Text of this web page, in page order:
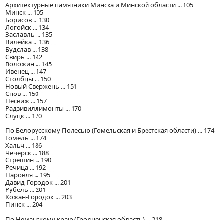
Архитектурные памятники Минска и Минской области ... 105
Минск ... 105
Борисов ... 130
Логойск ... 134
Заславль ... 135
Вилейка ... 136
Будслав ... 138
Свирь ... 142
Воложин ... 145
Ивенец ... 147
Столбцы ... 150
Новый Свержень ... 151
Снов ... 150
Несвиж ... 157
Радзивиллимонты ... 170
Слуцк ... 170
По Белорусскому Полесью (Гомельская и Брестская области) ... 174
Гомель ... 174
Хальч ... 186
Чечерск ... 188
Стрешин ... 190
Речица ... 192
Наровля ... 195
Давид-Городок ... 201
Рубель ... 201
Кожан-Городок ... 203
Пинск ... 204